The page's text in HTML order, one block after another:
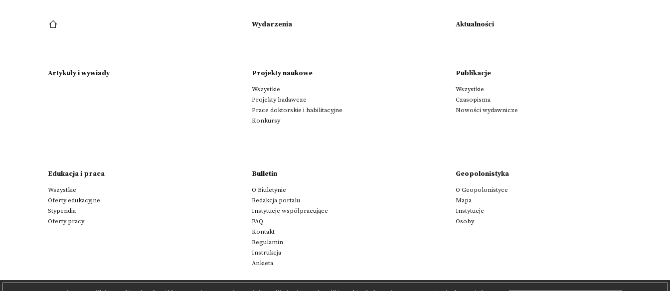
Wydarzenia Aktualności
Artykuły i wywiady Projekty naukowe
Wszystkie
Projekty badawcze
Prace doktorskie i habilitacyjne
Konkursy
Publikacje
Wszystkie
Czasopisma
Nowości wydawnicze
Edukacja i praca
Wszystkie
Oferty edukacyjne
Stypendia
Oferty pracy
Bulletin
O Biuletynie
Redakcja portalu
Instytucje współpracujące
FAQ
Kontakt
Regulamin
Instrukcja
Ankieta
Geopolonistyka
O Geopolonistyce
Mapa
Instytucje
Osoby